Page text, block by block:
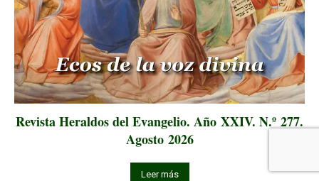
Revista Heraldos del Evangelio. Año XXIV. N.º 277.
Agosto 2026
Leer más